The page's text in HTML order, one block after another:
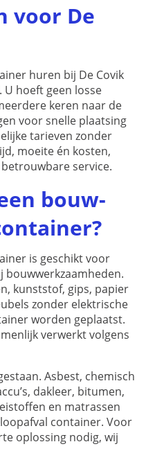
voor De
huren bij De Covik
U hoeft geen losse
keren naar de
voor snelle plaatsing
tarieven zonder
moeite én kosten,
service.
bouw-
is geschikt voor
bouwwerkzaamheden.
kunststof, gips, papier
zonder elektrische
worden geplaatst.
verwerkt volgens
Asbest, chemisch
dakleer, bitumen,
en matrassen
container. Voor
oplossing nodig, wij